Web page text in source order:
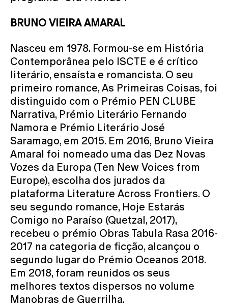
BRUNO VIEIRA AMARAL
Nasceu em 1978. Formou-se em História
Contemporânea pelo ISCTE e é crítico
literário, ensaísta e romancista. O seu
primeiro romance, As Primeiras Coisas, foi
distinguido com o Prémio PEN CLUBE
Narrativa, Prémio Literário Fernando
Namora e Prémio Literário José
Saramago, em 2015. Em 2016, Bruno Vieira
Amaral foi nomeado uma das Dez Novas
Vozes da Europa (Ten New Voices from
Europe), escolha dos jurados da
plataforma Literature Across Frontiers. O
seu segundo romance, Hoje Estarás
Comigo no Paraíso (Quetzal, 2017),
recebeu o prémio Obras Tabula Rasa 2016-
2017 na categoria de ficção, alcançou o
segundo lugar do Prémio Oceanos 2018.
Em 2018, foram reunidos os seus
melhores textos dispersos no volume
Manobras de Guerrilha.